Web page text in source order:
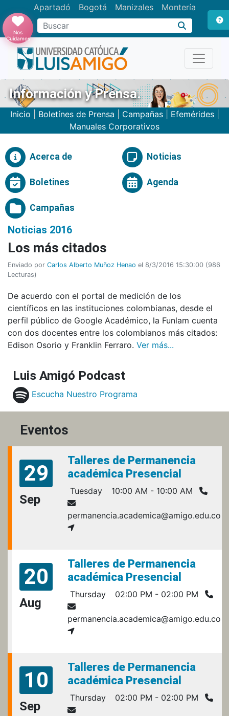
Apartadó Bogotá Manizales Montería
Buscar
Nos
Cuidamos
Información y Prensa.
Inicio Boletínes de Prensa Campañas| Efemérides|
Manuales Corporativos
Acerca de Noticias
Boletines Agenda
Campañas
Noticias 2016
Los más citados
Enviado por Carlos Alberto Muñoz Henao el 8/3/2016 15:30:00 (986
Lecturas)
De acuerdo con el portal de medición de los
científicos en las instituciones colombianas, desde el
perfil público de Google Académico, la Funlam cuenta
con dos docentes entre los colombianos más citados:
Edison Osorio y Franklin Ferraro. Ver más...
Luis Amigó Podcast
Escucha Nuestro Programa
Eventos
29
Sep
Talleres de Permanencia
académica Presencial
Tuesday 10:00 AM - 10:00 AM
permanencia.academica@amigo.edu.co
20
Aug
Talleres de Permanencia
académica Presencial
Thursday 02:00 PM - 02:00 PM
permanencia.academica@amigo.edu.co
10
Sep
Talleres de Permanencia
académica Presencial
Thursday 02:00 PM - 02:00 PM